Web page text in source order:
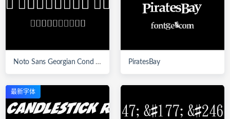
Noto Sans Georgian Cond Light PiratesBay
最新字体